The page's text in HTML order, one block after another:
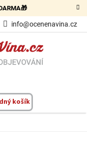
info@ocenenavina.cz
košík